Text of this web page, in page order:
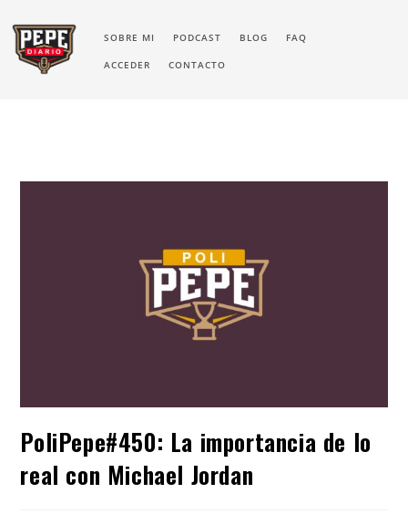
SOBRE MI PODCAST BLOG FAQ
ACCEDER CONTACTO
PoliPepe#450: La importancia de lo
real con Michael Jordan